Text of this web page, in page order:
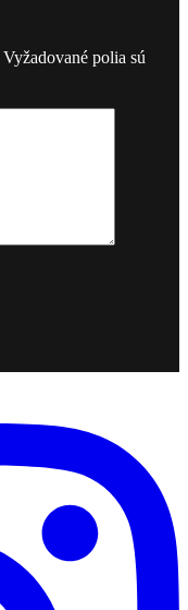
Vyžadované polia sú